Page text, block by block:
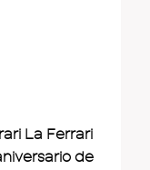
La Ferrari
de